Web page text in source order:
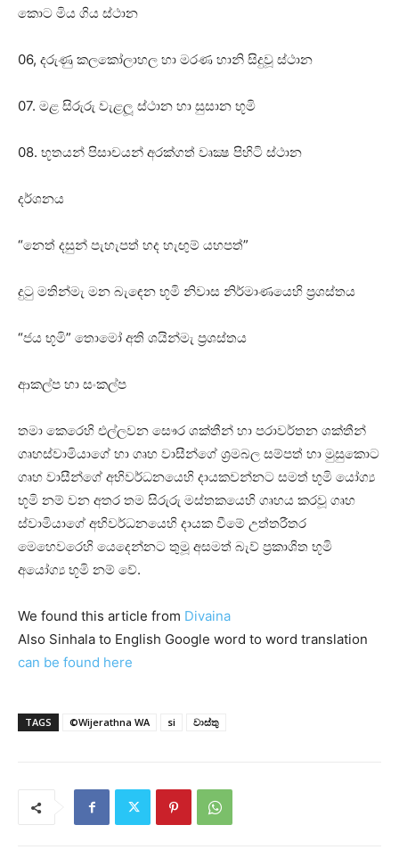
කොට මිය ගිය ස්‌ථාන
06, දරුණු කලකෝලාහල හා මරණ හානි සිදුවූ ස්‌ථාන
07. මළ සිරුරු වැළලූ ස්‌ථාන හා සුසාන භූමි
08. භූතයන් පිසාචයන් අරක්‌ගත් වෘක්‍ෂ පිහිටි ස්‌ථාන
දර්ශනය
“නෙත් දසුන් පැහැපත් හද හැඟුම් යහපත්”
දුටු මතින්මැ මන බැඳෙන භූමි නිවාස නිර්මාණයෙහි ප්‍රශස්‌තය
“ජය භූමි” තොමෝ අති ශයින්මැ ප්‍රශස්‌තය
ආකල්ප හා සංකල්ප
තමා කෙරෙහි එල්ලවන සෞර ශක්‌තීන් හා පරාවර්තන ශක්‌තීන්
ගෘහස්‌වාමියාගේ හා ගෘහ වාසීන්ගේ ශ්‍රමබල සම්පත් හා මුසුකොට
ගෘහ වාසීන්ගේ අභිවර්ධනයෙහි දායකවන්නට සමත් භූමි යෝග්‍ය
භූමි නම් වන අතර තම සිරුරු මස්‌තකයෙහි ගෘහය කරවූ ගෘහ
ස්‌වාමියාගේ අභිවර්ධනයෙහි දායක වීමේ උත්තරීතර
මෙහෙවරෙහි යෙදෙන්නට තුමූ අසමත් බැව් ප්‍රකාශිත භූමි
අයෝග්‍ය භූමි නම් වේ.
We found this article from Divaina
Also Sinhala to English Google word to word translation
can be found here
TAGS ©Wijerathna WA si වාස්තු